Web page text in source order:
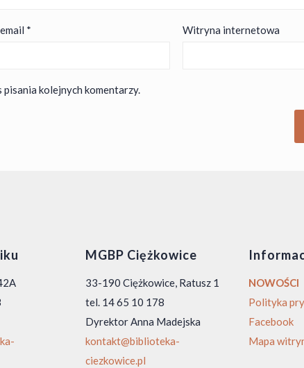
* Witryna internetowa
kolejnych komentarzy.
MGBP Ciężkowice
33-190 Ciężkowice, Ratusz 1
tel. 14 65 10 178
Dyrektor Anna Madejska
kontakt@biblioteka-
ciezkowice.pl
NOWOŚCI
Polityka
Facebook
Mapa